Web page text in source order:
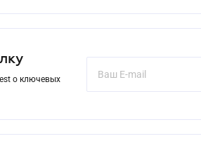
о ключевых